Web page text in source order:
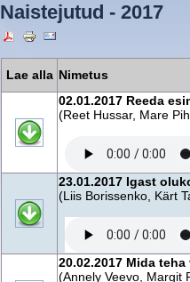
Naistejutud - 2017
Lae alla Nimetus
02.01.2017 Reeda
(Reet Hussar, Mare
23.01.2017 Igast
(Liis Borissenko, Kärt
20.02.2017 Mida
(Annely Veevo, Margit